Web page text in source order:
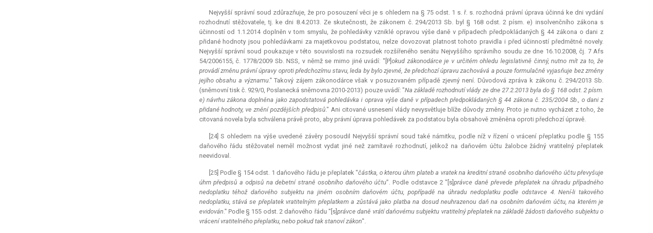
Nejvyšší správní soud zdůrazňuje, že pro posouzení věci je s ohledem na § 75 odst. 1 s. ř. s. rozhodná právní úprava účinná ke dni vydání
rozhodnutí stěžovatele, tj. ke dni 8.4.2013. Ze skutečnosti, že zákonem č. 294/2013 Sb. byl § 168 odst. 2 písm. e) insolvenčního zákona s
účinností od 1.1.2014 doplněn v tom smyslu, že pohledávky vzniklé opravou výše daně v případech předpokládaných § 44 zákona o dani z
přidané hodnoty jsou pohledávkami za majetkovou podstatou, nelze dovozovat platnost tohoto pravidla i před účinností předmětné novely.
Nejvyšší správní soud poukazuje v této souvislosti na rozsudek rozšířeného senátu Nejvyššího správního soudu ze dne 16.10.2008, čj. 7 Afs
54/2006155, č. 1778/2009 Sb. NSS, v němž se mimo jiné uvádí: "[P] okud zákonodárce je v určitém ohledu legislativně činný, nutno mít za to, že
provádí změnu právní úpravy oproti předchozímu stavu, leda by bylo zjevné, že předchozí úpravu zachovává a pouze formulačně vyjasňuje bez změny
jejího obsahu a významu." Takový zájem zákonodárce však v posuzovaném případě zjevný není. Důvodová zpráva k zákonu č. 294/2013 Sb.
(sněmovní tisk č. 929/0, Poslanecká sněmovna 2010-2013) pouze uvádí: "Na základě rozhodnutí vlády ze dne 27.2.2013 byla do § 168 odst. 2 písm.
e) návrhu zákona doplněna jako zapodstatová pohledávka i oprava výše daně v případech předpokládaných § 44 zákona č. 235/2004 Sb., o dani z
přidané hodnoty, ve znění pozdějších předpisů." Ani citované usnesení vlády nevysvětluje blíže důvody změny. Proto je nutno vycházet z toho, že
citovaná novela byla schválena právě proto, aby právní úprava pohledávek za podstatou byla obsahově změněna oproti předchozí úpravě.
[24] S ohledem na výše uvedené závěry posoudil Nejvyšší správní soud také námitku, podle níž v řízení o vrácení přeplatku podle § 155
daňového řádu stěžovatel neměl možnost vydat jiné než zamítavé rozhodnutí, jelikož na daňovém účtu žalobce žádný vratitelný přeplatek
neevidoval.
[25] Podle § 154 odst. 1 daňového řádu je přeplatek "částka, o kterou úhrn plateb a vratek na kreditní straně osobního daňového účtu převyšuje
úhrn předpisů a odpisů nadebetnístraně osobního daňového účtu". Podle odstavce 2 "[s]právce daně převede přeplatek na úhradu případného
nedoplatku téhož daňového subjektu na jiném osobním daňovém účtu, popřípadě na úhradu nedoplatku podle odstavce 4. Není-li takového
nedoplatku, stává se přeplatek vratitelným přeplatkem a zůstává jako platba na dosud neuhrazenou daň na osobním daňovém účtu, na kterém je
evidován." Podle § 155 odst. 2 daňového řádu "[s]právce daně vrátí daňovému subjektu vratitelný přeplatek na základě žádosti daňového subjektu o
vrácení vratitelného přeplatku, nebo pokud tak stanoví zákon".